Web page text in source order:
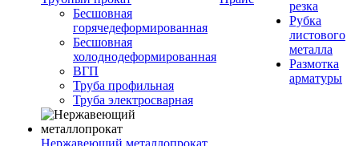
Бесшовная
горячедеформированная
Бесшовная
холоднодеформированная
ВГП
Труба профильная
Труба электросварная
Нержавеющий металлопрокат
резка
Рубка
листового
металла
Размотка
арматуры